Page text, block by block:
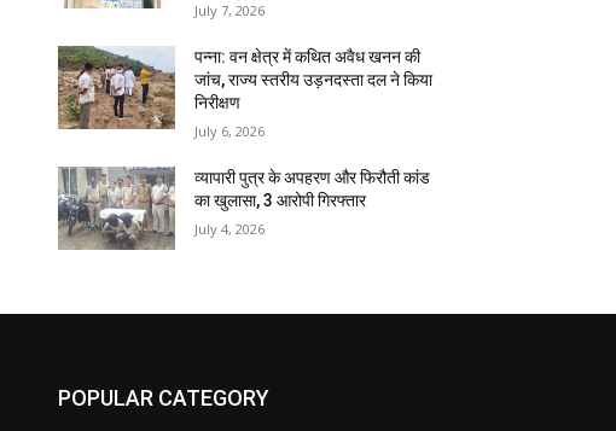
July 7, 2026
पन्ना: वन क्षेत्र में कथित अवैध खनन की
जांच, राज्य स्तरीय उड़नदस्ता दल ने किया
निरीक्षण
July 6, 2026
व्यापारी पुत्र के अपहरण और फिरौती कांड
का खुलासा, 3 आरोपी गिरफ्तार
July 4, 2026
POPULAR CATEGORY